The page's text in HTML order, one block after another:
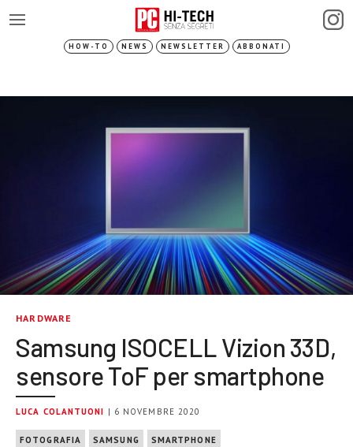
HOW-TO NEWS NEWSLETTER ABBONATI
HARDWARE
Samsung ISOCELL Vizion 33D,
sensore ToF per smartphone
LUCA COLANTUONI | 6 NOVEMBRE 2020
FOTOGRAFIA SAMSUNG SMARTPHONE